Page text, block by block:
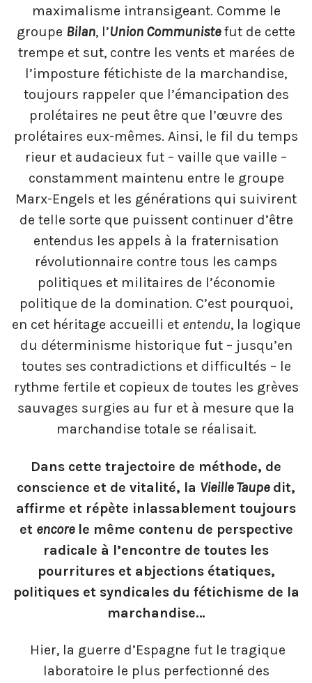
maximalisme intransigeant. Comme le
groupe Bilan, l’Union Communistefut de cette
trempe et sut, contre les vents et marées de
l’imposture fétichiste de la marchandise,
toujours rappeler que l’émancipation des
prolétaires ne peut être que l’œuvre des
prolétaires eux-mêmes. Ainsi, le fil du temps
rieur et audacieux fut – vaille que vaille –
constamment maintenu entre le groupe
Marx-Engels et les générations qui suivirent
de telle sorte que puissent continuer d’être
entendus les appels à la fraternisation
révolutionnaire contre tous les camps
politiques et militaires de l’économie
politique de la domination. C’est pourquoi,
en cet héritage accueilli et entendu, la logique
du déterminisme historique fut – jusqu’en
toutes ses contradictions et difficultés – le
rythme fertile et copieux de toutes les grèves
sauvages surgies au fur et à mesure que la
marchandise totale se réalisait.
Dans cette trajectoire de méthode, de
conscience et de vitalité, la Vieille Taupedit,
affirme et répète inlassablement toujours
et encorele même contenu de perspective
radicale à l’encontre de toutes les
pourritures et abjections étatiques,
politiques et syndicales du fétichisme de la
marchandise…
Hier, la guerre d’Espagne fut le tragique
laboratoire le plus perfectionné des